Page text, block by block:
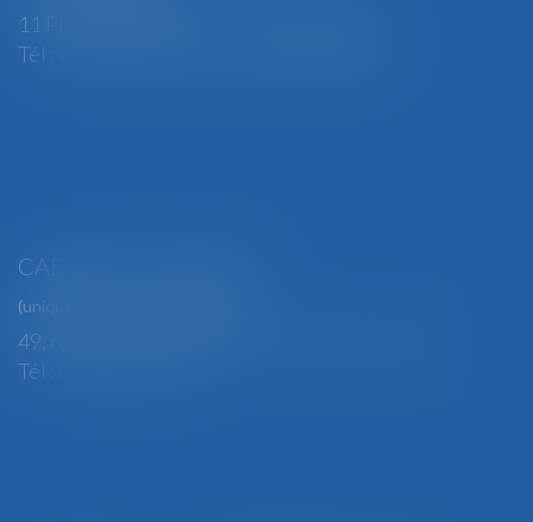
11 Place Edmond Henry - 88000 ÉPINAL
Tél : 03 29 82 29 04 - Fax : 03 29 64 06 84
CABINET SECONDAIRE
(uniquement sur rendez-vous)
49, rue Thiers - 88100 SAINT-DIÉ DES VOSGES
Tél : 03 29 56 15 98